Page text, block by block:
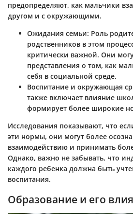
предопределяют, как мальчики
другом и с окружающими.
Ожидания семьи: Роль
родственников в этом
критически важной. Они
представления о том, как
себя в социальной среде.
Воспитание и окружающая
также включает влияние
формирует более широкие
Исследования показывают, что
эти нормы, они могут более
взаимодействию и принимать
Однако, важно не забывать, что
каждого ребенка должна быть
воспитания.
Образование и его